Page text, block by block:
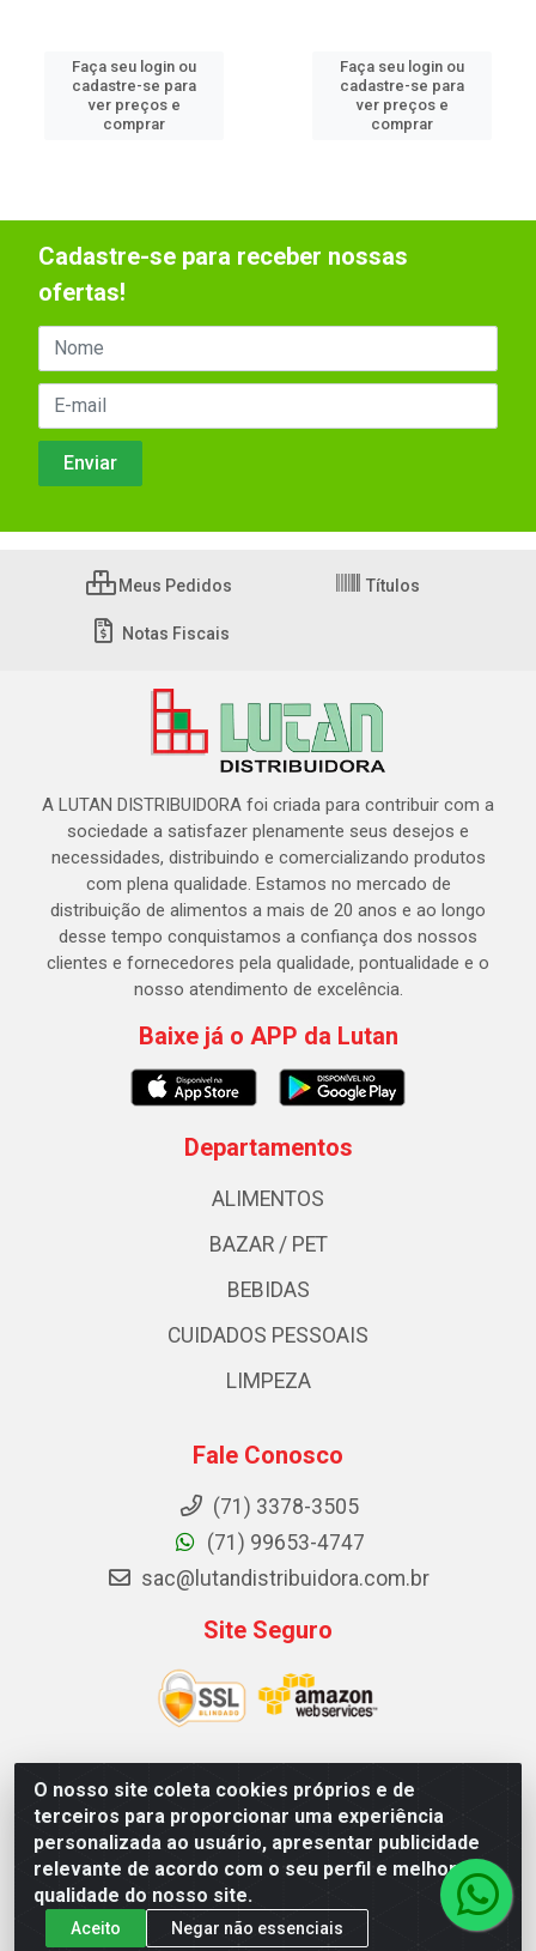
Faça seu login ou
cadastre-se para
ver preços e
comprar
Faça seu login ou
cadastre-se para
ver preços e
comprar
O nosso site coleta cookies próprios e de
terceiros para proporcionar uma experiência
personalizada ao usuário, apresentar publicidade
relevante de acordo com o seu perfil e melhorar a
qualidade do nosso site.
Aceito Negar não essenciais
Cadastre-se para receber nossas
ofertas!
Meus Pedidos Títulos
Notas Fiscais
A LUTAN DISTRIBUIDORA foi criada para contribuir com a
sociedade a satisfazer plenamente seus desejos e
necessidades, distribuindo e comercializando produtos
com plena qualidade. Estamos no mercado de
distribuição de alimentos a mais de 20 anos e ao longo
desse tempo conquistamos a confiança dos nossos
clientes e fornecedores pela qualidade, pontualidade e o
nosso atendimento de excelência.
Baixe já o APP da Lutan
Departamentos
ALIMENTOS
BAZAR / PET
BEBIDAS
CUIDADOS PESSOAIS
LIMPEZA
Fale Conosco
(71) 3378-3505
(71) 99653-4747
sac@lutandistribuidora.com.br
Site Seguro
Lutan Distribuidora - Rua Dr. Gerino Souza Filho, 1525 -
Itinga - Lauro de Freitas / BA - CEP 42700-000 - CNPJ
05.156.713/0001-62